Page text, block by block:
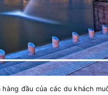
đầu của các du khách